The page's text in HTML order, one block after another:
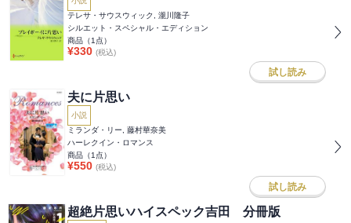
テレサ・サウスウィック, 瀧川隆子
シルエット・スペシャル・エディション
商品（1 点）
¥330 (税込)
試し読み
夫に片思い
小説
ミランダ・リー, 藤村華奈美
ハーレクイン・ロマンス
商品（1 点）
¥550 (税込)
試し読み
超絶片思いハイスペック吉田 分冊版